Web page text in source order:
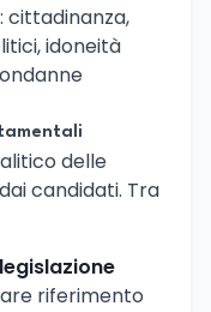
cittadinanza,
idoneità
delle
candidati. Tra
riferimento